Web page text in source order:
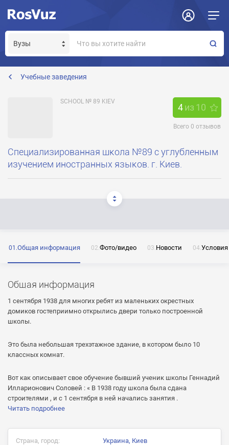
Учебные заведения
SCHOOL № 89 KIEV
4из 10
Всего 0 отзывов
Специализированная школа №89 с углубленным
изучением иностранных языков. г. Киев.
Общая информация Фото/видео Новости
Общая информация
1 сентября 1938 для многих ребят из маленьких окрестных
домиков гостеприимно открылись двери только построенной
школы.
Это была небольшая трехэтажное здание, в котором было 10
классных комнат.
Вот как описывает свое обучение бывший ученик школы Геннадий
Илларионович Соловей : « В 1938 году школа была сдана
строителями , и с 1 сентября в ней начались занятия .
Читать подробнее
Страна, город:
Украина, Киев
Нажимая на кнопку «Отправить» я даю согласие
на обработку моих персональных данных
Нажимая на кнопку «Отправить» я даю согласие
ОТПРАВИТЬ
на обработку моих персональных данных